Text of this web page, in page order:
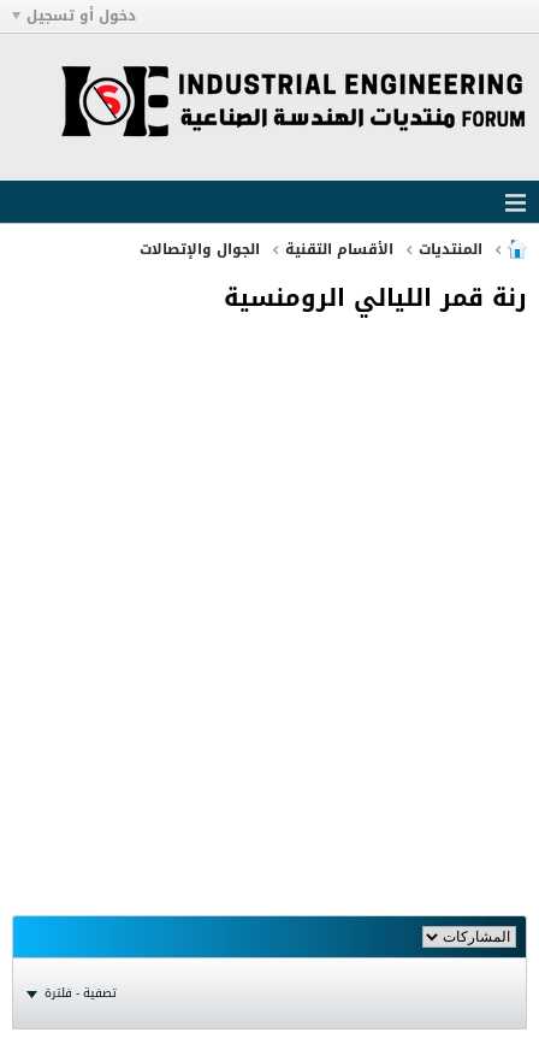
دخول أو تسجيل
المنتديات الأقسام التقنية الجوال والإتصالات
رنة قمر الليالي الرومنسية
تصفية - فلترة